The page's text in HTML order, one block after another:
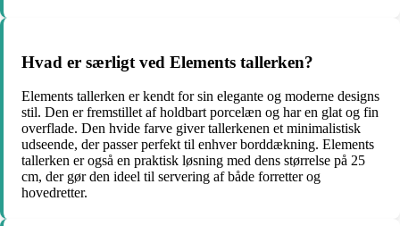
Hvad er særligt ved Elements tallerken?
Elements tallerken er kendt for sin elegante og moderne designs
stil. Den er fremstillet af holdbart porcelæn og har en glat og fin
overflade. Den hvide farve giver tallerkenen et minimalistisk
udseende, der passer perfekt til enhver borddækning. Elements
tallerken er også en praktisk løsning med dens størrelse på 25
cm, der gør den ideel til servering af både forretter og
hovedretter.